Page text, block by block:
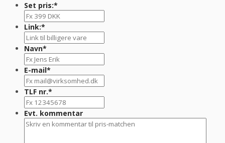
Set pris:*
Link:*
Navn*
E-mail*
TLF nr.*
Evt. kommentar